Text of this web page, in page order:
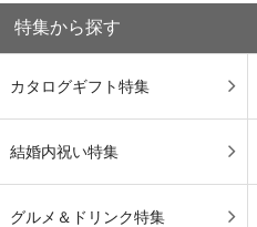
特集から探す
カタログギフト特集
結婚内祝い特集
グルメ＆ドリンク特集